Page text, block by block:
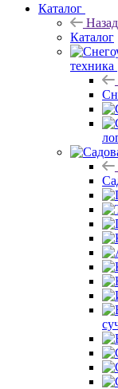
Каталог
Назад
Каталог
техника